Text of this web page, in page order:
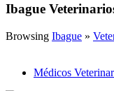
Ibague
Browsing Ibague »
Médicos